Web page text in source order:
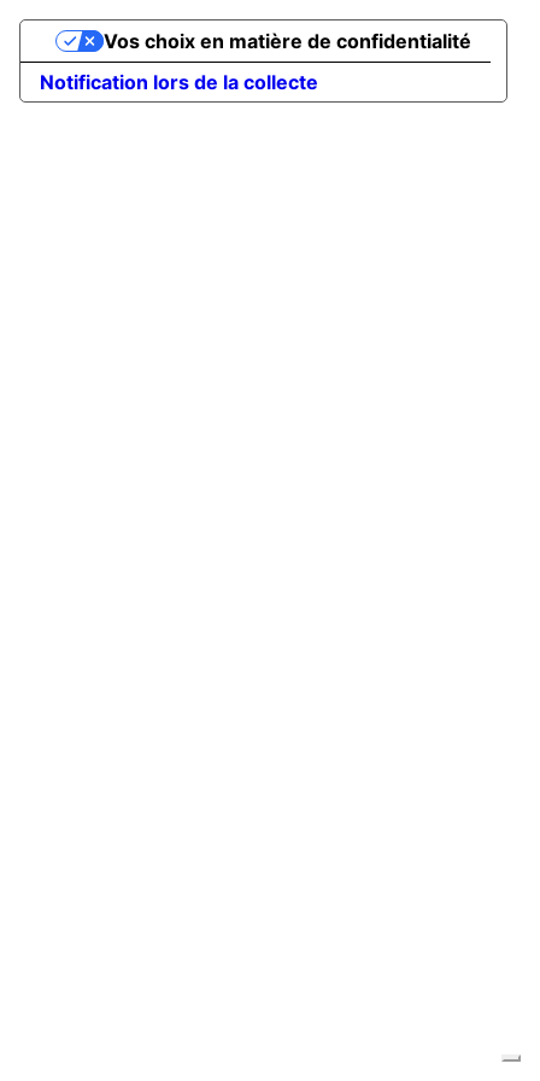
Notification lors de la collecte
Vos choix en matière de confidentialité